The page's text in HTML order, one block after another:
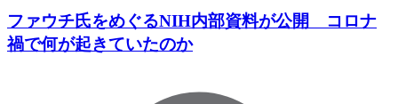
ファウチ氏をめぐるNIH内部資料が公開 コロナ
禍で何が起きていたのか